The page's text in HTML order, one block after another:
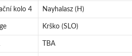
kolo 4 Nayhalasz (H)
Krško (SLO)
TBA